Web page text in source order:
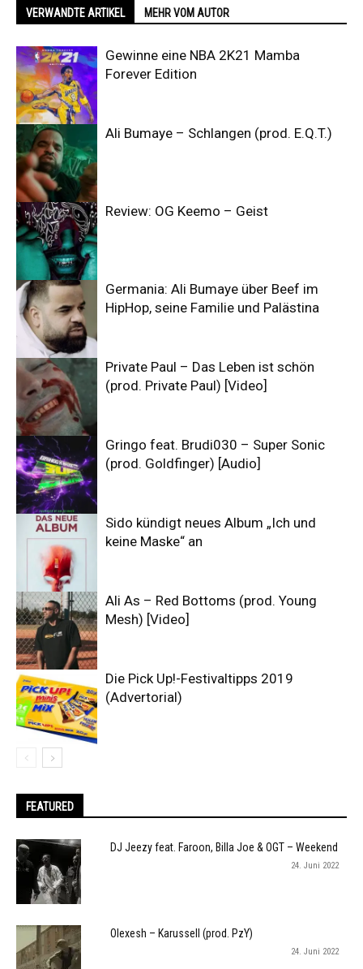
VERWANDTE ARTIKEL MEHR VOM AUTOR
Gewinne eine NBA 2K21 Mamba
Forever Edition
Ali Bumaye – Schlangen (prod. E.Q.T.)
Review: OG Keemo – Geist
Germania: Ali Bumaye über Beef im
HipHop, seine Familie und Palästina
Private Paul – Das Leben ist schön
(prod. Private Paul) [Video]
Gringo feat. Brudi030 – Super Sonic
(prod. Goldfinger) [Audio]
Sido kündigt neues Album „Ich und
keine Maske“ an
Ali As – Red Bottoms (prod. Young
Mesh) [Video]
Die Pick Up!-Festivaltipps 2019
(Advertorial)
FEATURED
DJ Jeezy feat. Faroon, Billa Joe & OGT – Weekend
24. Juni 2022
Olexesh – Karussell (prod. PzY)
24. Juni 2022